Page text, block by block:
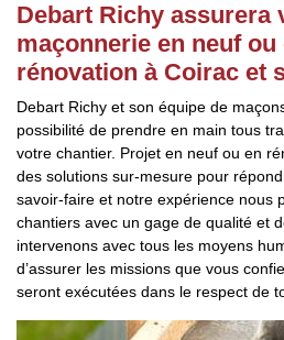
Debart Richy assurera
maçonnerie en neuf ou
rénovation à Coirac et
Debart Richy et son équipe de
possibilité de prendre en main tous
votre chantier. Projet en neuf ou en
des solutions sur-mesure pour
savoir-faire et notre expérience nous
chantiers avec un gage de qualité et
intervenons avec tous les moyens
d’assurer les missions que vous
seront exécutées dans le respect de